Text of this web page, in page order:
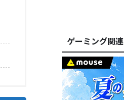
ゲーミング関連